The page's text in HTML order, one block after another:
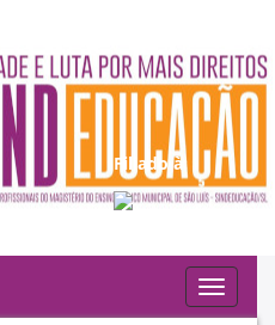
Filiado à:
Toggle